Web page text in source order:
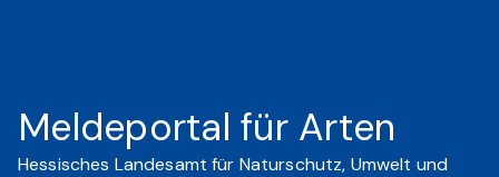
Meldeportal für Arten
Hessisches Landesamt für Naturschutz, Umwelt und